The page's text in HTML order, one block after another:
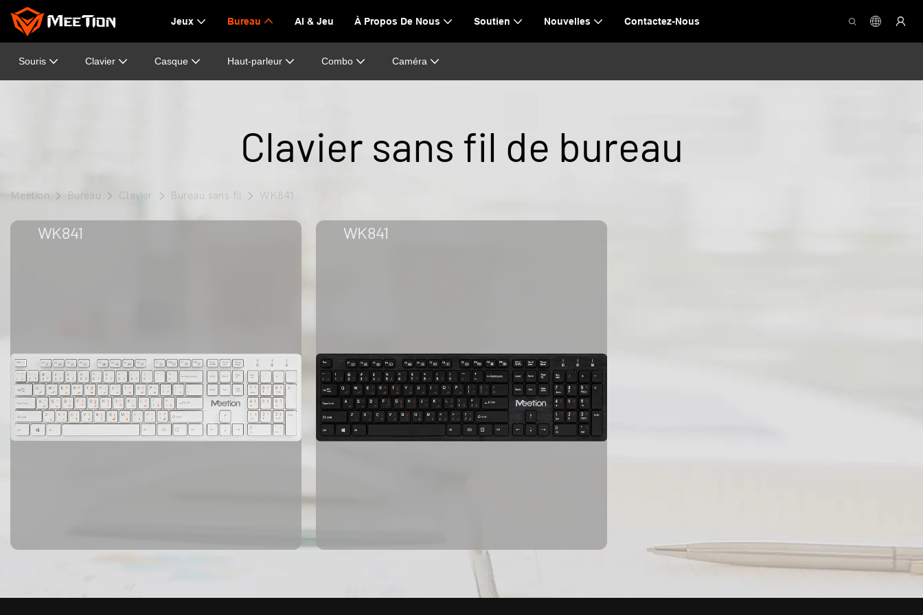
Jeux Bureau AI & Jeu À Propos De Nous Soutien Nouvelles Contactez-Nous
Souris Clavier Casque Haut-parleur Combo Caméra
Clavier sans fil de bureau
Meetion Bureau Clavier Bureau sans fil WK841
WK841 WK841